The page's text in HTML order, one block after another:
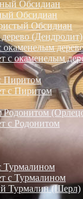
Обсидиан
Обсидиан
Обсидиан
(Дендролит)
окаменелым
с окаменелым
Пиритом
с Пиритом
Родонитом
с Родонитом
Турмалином
с Турмалином
Турмалин (Шерл)